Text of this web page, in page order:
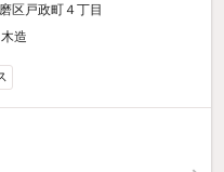
区戸政町４丁目
造